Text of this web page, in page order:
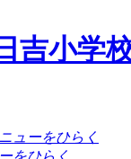
ューをひらく
をひらく